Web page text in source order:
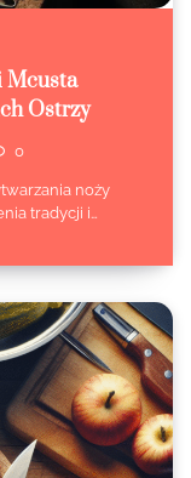
Mcusta
Ostrzy
0
noży
tradycji i…